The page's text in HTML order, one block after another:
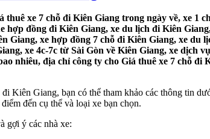
thuê xe 7 chỗ đi Kiên Giang trong ngày về, xe 1
hợp đồng đi Kiên Giang, xe du lịch đi Kiên
Giang, xe hợp đồng 7 chỗ đi Kiên Giang, xe
xe 4c-7c từ Sài Gòn về Kiên Giang, xe dịch
nhiêu, địa chỉ công ty cho Giá thuê xe 7 chỗ đi
Kiên Giang, bạn có thể tham khảo các thông tin
đến cụ thể và loại xe bạn chọn.
gợi ý các nhà xe: